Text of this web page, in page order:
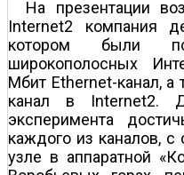
На презентации
Internet2 компания
котором были
широкополосных
Мбит Ethernet-канал, а
канал в Internet2.
эксперимента
каждого из каналов,
узле в аппаратной